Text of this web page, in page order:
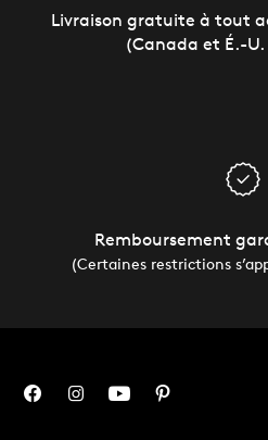
Livraison gratuite à tout
(Canada et É.-
Remboursement
(Certaines restrictions